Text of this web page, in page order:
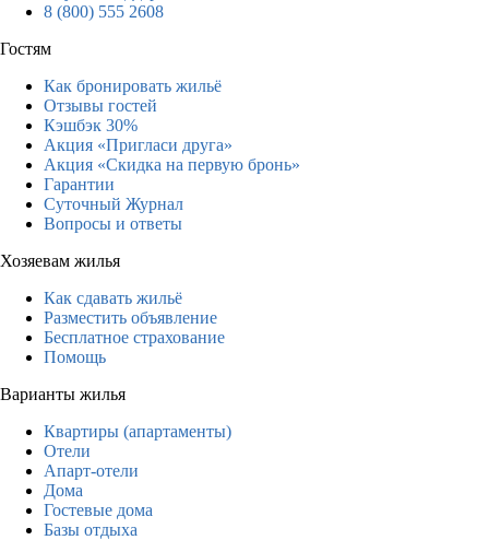
8 (800) 555 2608
Гостям
Как бронировать жильё
Отзывы гостей
Кэшбэк 30%
Акция «Пригласи друга»
Акция «Скидка на первую бронь»
Гарантии
Суточный Журнал
Вопросы и ответы
Хозяевам жилья
Как сдавать жильё
Разместить объявление
Бесплатное страхование
Помощь
Варианты жилья
Квартиры (апартаменты)
Отели
Апарт-отели
Дома
Гостевые дома
Базы отдыха